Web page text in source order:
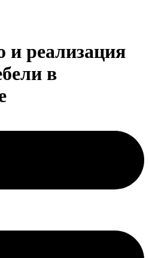
и реализация
в